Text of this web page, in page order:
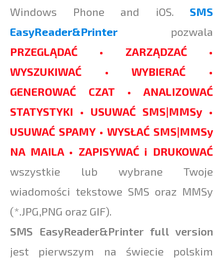
Windows Phone and iOS. SMS
EasyReader&Printer pozwala
PRZEGLĄDAĆ • ZARZĄDZAĆ •
WYSZUKIWAĆ • WYBIERAĆ •
GENEROWAĆ CZAT • ANALIZOWAĆ
STATYSTYKI • USUWAĆ SMS|MMSy •
USUWAĆ SPAMY • WYSŁAĆ SMS|MMSy
NA MAILA • ZAPISYWAĆ i DRUKOWAĆ
wszystkie lub wybrane Twoje
wiadomości tekstowe SMS oraz MMSy
(*.JPG,PNG oraz GIF).
SMS EasyReader&Printer full version
jest pierwszym na świecie polskim